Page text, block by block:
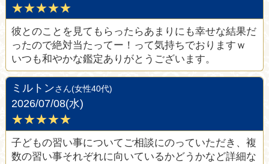
★★★★★
彼とのことを見てもらったらあまりにも幸せな結果だ
ったので絶対当たってー！って気持ちでおりますｗ
いつも和やかな鑑定ありがとうございます。
ミルトンさん(女性40代)
2026/07/08(水)
★★★★★
子どもの習い事についてご相談にのっていただき、複
数の習い事それぞれに向いているかどうかなど詳細な